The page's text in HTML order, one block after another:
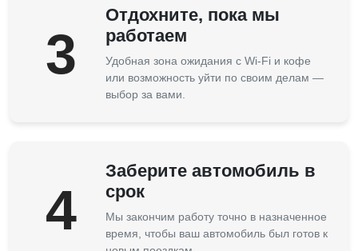
3
Отдохните, пока мы
работаем
Удобная зона ожидания с Wi-Fi и кофе
или возможность уйти по своим делам —
выбор за вами.
4
Заберите автомобиль в
срок
Мы закончим работу точно в назначенное
время, чтобы ваш автомобиль был готов к